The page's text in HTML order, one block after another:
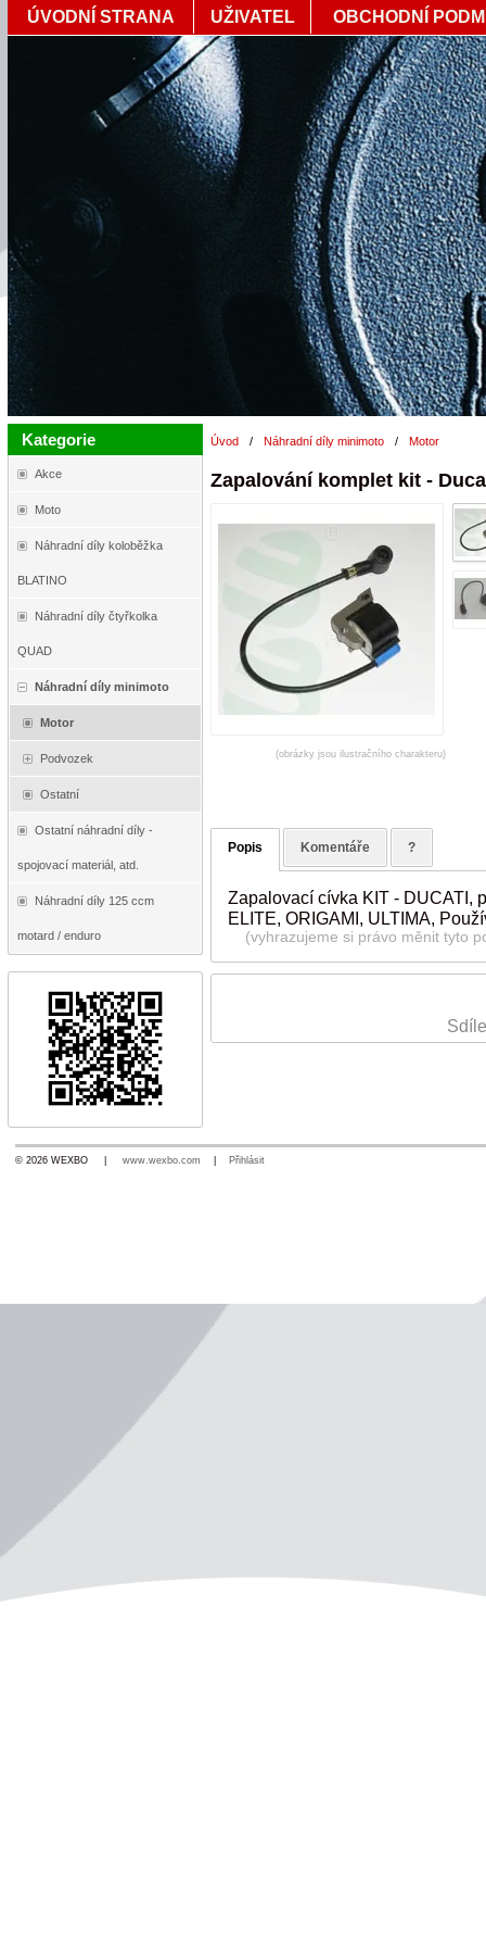
ÚVODNÍ STRANA UŽIVATEL OBCHODNÍ
Kategorie
Akce
Moto
Náhradní díly koloběžka
BLATINO
Náhradní díly čtyřkolka
QUAD
Náhradní díly minimoto
Motor
Podvozek
Ostatní
Ostatní náhradní díly -
spojovací materiál, atd.
Náhradní díly 125 ccm
motard / enduro
Úvod / Náhradní díly minimoto / Motor
Zapalování komplet kit -
(obrázky jsou ilustračního charakteru)
Popis Komentáře ?
Zapalovací cívka KIT - DUCATI,
ELITE, ORIGAMI, ULTIMA,
(vyhrazujeme si právo měnit tyto
© 2026 WEXBO | www.wexbo.com Přihlásit